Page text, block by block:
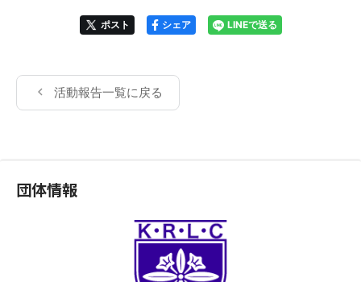
ポスト シェア LINEで送る
活動報告一覧に戻る
団体情報